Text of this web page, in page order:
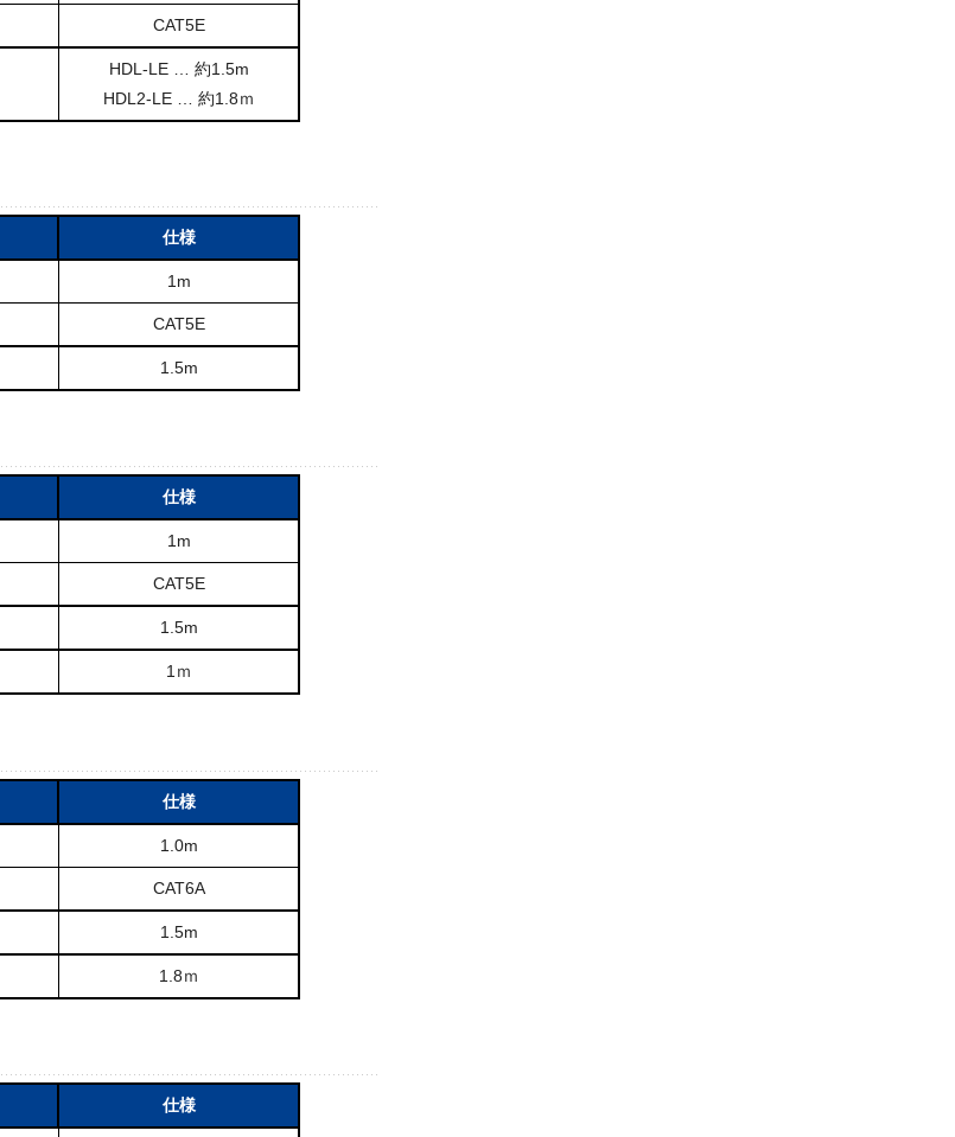
CAT5E
HDL-LE … 約1.5m
HDL2-LE … 約1.8ｍ
仕様
1m
CAT5E
1.5m
仕様
1m
CAT5E
1.5m
1ｍ
仕様
1.0m
CAT6A
1.5m
1.8ｍ
仕様